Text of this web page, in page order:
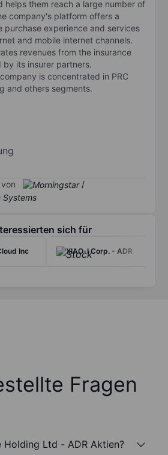
helps them reach a large number of
company's platform offers a
purchase experience and services
and mobile internet channels.
revenues from the insurance
its insurer partners.
is concentrated in PRC
and others segments.
/
sich für
Inc XIAO-I Corp. - ADR
Fragen
Holding Ltd - ADR Aktien?